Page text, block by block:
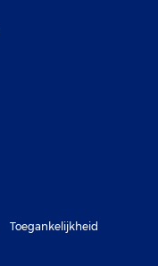
Toegankelijkheid